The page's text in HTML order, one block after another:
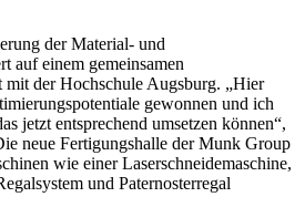
der Material- und
auf einem gemeinsamen
mit der Hochschule Augsburg. „Hier
gewonnen und ich
jetzt entsprechend umsetzen können“,
neue Fertigungshalle der Munk Group
wie einer Laserschneidemaschine,
und Paternosterregal